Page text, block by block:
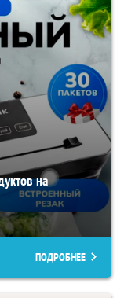
на
ПОДРОБНЕЕ